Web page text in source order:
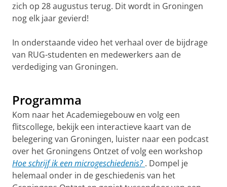
zich op 28 augustus terug. Dit wordt in Groningen
nog elk jaar gevierd!
In onderstaande video het verhaal over de bijdrage
van RUG-studenten en medewerkers aan de
verdediging van Groningen.
Programma
Kom naar het Academiegebouw en volg een
flitscollege, bekijk een interactieve kaart van de
belegering van Groningen, luister naar een podcast
over het Groningens Ontzet of volg een workshop
Hoe schrijf ik een microgeschiedenis? . Dompel je
helemaal onder in de geschiedenis van het